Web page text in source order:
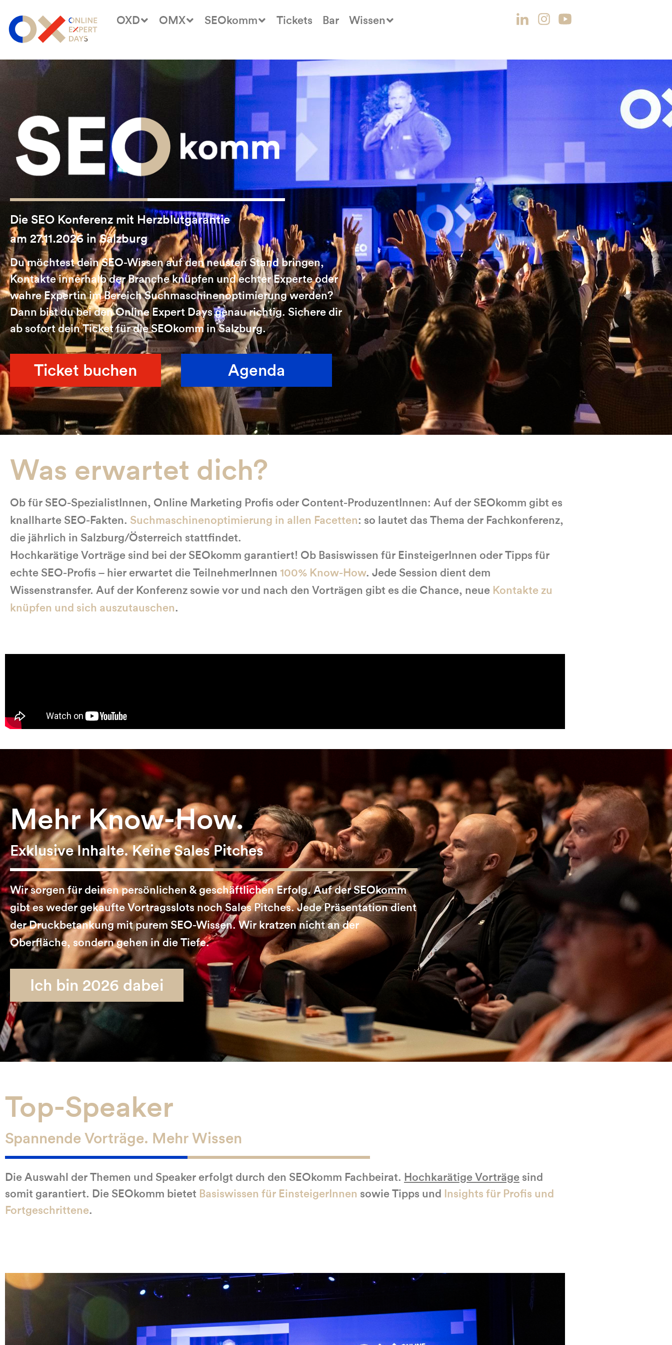
OXD OMX SEOkomm Tickets Bar Wissen
Die SEO Konferenz mit Herzblutgarantie
am 27.11.2026 in Salzburg
Du möchtest dein SEO-Wissen auf den neusten Stand bringen,
Kontakte innerhalb der Branche knüpfen und echter Experte oder
wahre Expertin im Bereich Suchmaschinenoptimierung werden?
Dann bist du bei den Online Expert Days genau richtig. Sichere dir
ab sofort dein Ticket für die SEOkomm in Salzburg.
Ticket buchen Agenda
Was erwartet dich?
Ob für SEO-SpezialistInnen, Online Marketing Profis oder Content-ProduzentInnen: Auf der SEOkomm gibt es
knallharte SEO-Fakten. Suchmaschinenoptimierung in allen Facetten: so lautet das Thema der Fachkonferenz,
die jährlich in Salzburg/Österreich stattfindet.
Hochkarätige Vorträge sind bei der SEOkomm garantiert! Ob Basiswissen für EinsteigerInnen oder Tipps für
echte SEO-Profis – hier erwartet die TeilnehmerInnen 100% Know-How. Jede Session dient dem
Wissenstransfer. Auf der Konferenz sowie vor und nach den Vorträgen gibt es die Chance, neue Kontakte zu
knüpfen und sich auszutauschen.
Mehr Know-How.
Exklusive Inhalte. Keine Sales Pitches
Wir sorgen für deinen persönlichen & geschäftlichen Erfolg. Auf der SEOkomm
gibt es weder gekaufte Vortragsslots noch Sales Pitches. Jede Präsentation dient
der Druckbetankung mit purem SEO-Wissen. Wir kratzen nicht an der
Oberfläche, sondern gehen in die Tiefe.
Ich bin 2026 dabei
Top-Speaker
Spannende Vorträge. Mehr Wissen
Die Auswahl der Themen und Speaker erfolgt durch den SEOkomm Fachbeirat. Hochkarätige Vorträge sind
somit garantiert. Die SEOkomm bietet Basiswissen für EinsteigerInnen sowie Tipps und Insights für Profis und
Fortgeschrittene.